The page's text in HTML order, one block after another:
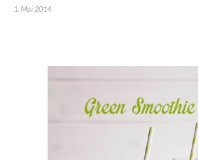
1. Mai 2014